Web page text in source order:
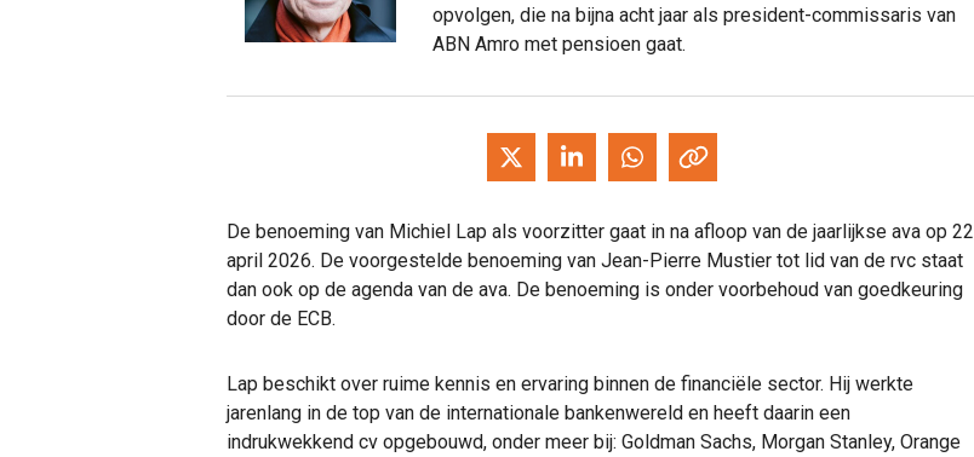
opvolgen, die na bijna acht jaar als president-commissaris van
ABN Amro met pensioen gaat.
De benoeming van Michiel Lap als voorzitter gaat in na afloop van de jaarlijkse ava op 22
april 2026. De voorgestelde benoeming van Jean-Pierre Mustier tot lid van de rvc staat
dan ook op de agenda van de ava. De benoeming is onder voorbehoud van goedkeuring
door de ECB.
Lap beschikt over ruime kennis en ervaring binnen de financiële sector. Hij werkte
jarenlang in de top van de internationale bankenwereld en heeft daarin een
indrukwekkend cv opgebouwd, onder meer bij: Goldman Sachs, Morgan Stanley, Orange